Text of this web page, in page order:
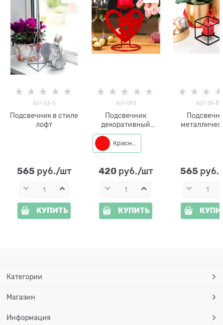
607-53-S
Подсвечник в стиле
лофт
565 руб./шт
КУПИТЬ
607-093
Подсвечник
декоративный
Сердечко
Красный
420 руб./шт
КУПИТЬ
607-38-B
565
Категории
Магазин
Информация